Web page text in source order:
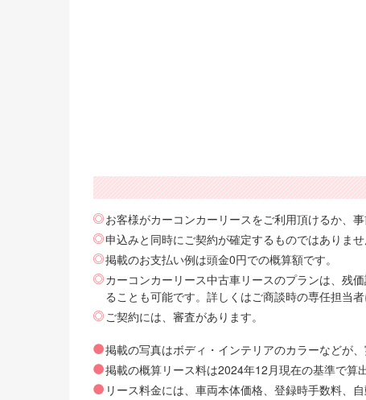
お客様がカーコンカーリースをご利用頂けるか、
申込みと同時にご契約が確定するものではありませ
掲載のお支払い例は頭金0円での概算額です。
カーコンカーリース中古車リースのプランは、残
ることも可能です。詳しくはご商談時の専任担当者
ご契約には、審査があります。
掲載の写真はボディ・インテリアのカラーなどが
掲載の概算リース料は2024年12月現在の基準で算
リース料金には、車両本体価格、登録時手数料、